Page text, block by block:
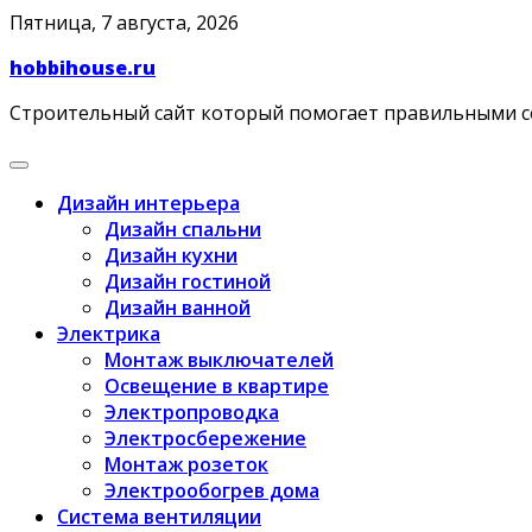
Skip
content
Пятница, 7 августа, 2026
hobbihouse.ru
Строительный сайт который помогает правильными
Дизайн интерьера
Дизайн спальни
Дизайн кухни
Дизайн гостиной
Дизайн ванной
Электрика
Монтаж выключателей
Освещение в квартире
Электропроводка
Электросбережение
Монтаж розеток
Электрообогрев дома
Система вентиляции